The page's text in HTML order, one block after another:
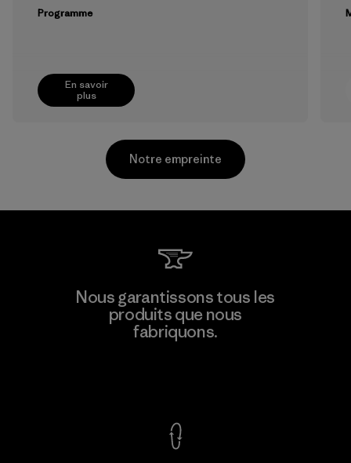
En savoir
plus
Programme
Toyota Tsusho
Material-supplier
Notre empreinte
Nous garantissons tous les
produits que nous
fabriquons.